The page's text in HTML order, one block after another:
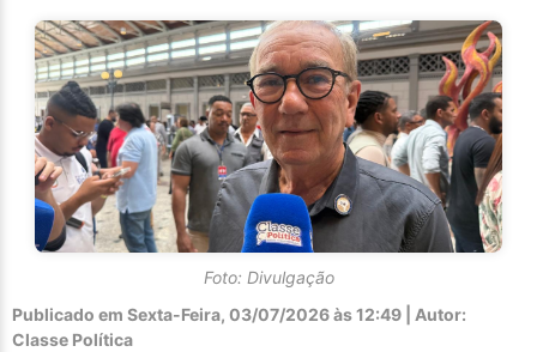
Foto: Divulgação
Publicado em Sexta-Feira, 03/07/2026 às 12:49 | Autor:
Classe Política